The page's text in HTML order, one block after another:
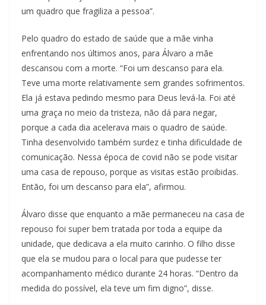
um quadro que fragiliza a pessoa”.
Pelo quadro do estado de saúde que a mãe vinha
enfrentando nos últimos anos, para Álvaro a mãe
descansou com a morte. “Foi um descanso para ela.
Teve uma morte relativamente sem grandes sofrimentos.
Ela já estava pedindo mesmo para Deus levá-la. Foi até
uma graça no meio da tristeza, não dá para negar,
porque a cada dia acelerava mais o quadro de saúde.
Tinha desenvolvido também surdez e tinha dificuldade de
comunicação. Nessa época de covid não se pode visitar
uma casa de repouso, porque as visitas estão proibidas.
Então, foi um descanso para ela”, afirmou.
Álvaro disse que enquanto a mãe permaneceu na casa de
repouso foi super bem tratada por toda a equipe da
unidade, que dedicava a ela muito carinho. O filho disse
que ela se mudou para o local para que pudesse ter
acompanhamento médico durante 24 horas. “Dentro da
medida do possível, ela teve um fim digno”, disse.